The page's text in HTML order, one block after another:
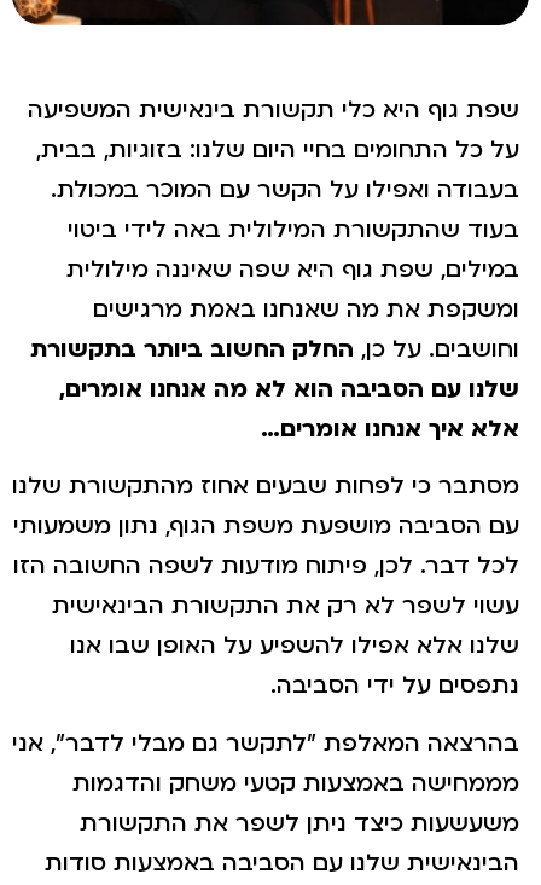
שפת גוף היא כלי תקשורת בינאישית המשפיעה
על כל התחומים בחיי היום שלנו: בזוגיות, בבית,
בעבודה ואפילו על הקשר עם המוכר במכולת.
בעוד שהתקשורת המילולית באה לידי ביטוי
במילים, שפת גוף היא שפה שאיננה מילולית
ומשקפת את מה שאנחנו באמת מרגישים
וחושבים. על כן, החלק החשוב ביותר בתקשורת
שלנו עם הסביבה הוא לא מה אנחנו אומרים,
אלא איך אנחנו אומרים…
מסתבר כי לפחות שבעים אחוז מהתקשורת שלנו
עם הסביבה מושפעת משפת הגוף, נתון משמעותי
לכל דבר. לכן, פיתוח מודעות לשפה החשובה הזו
עשוי לשפר לא רק את התקשורת הבינאישית
שלנו אלא אפילו להשפיע על האופן שבו אנו
נתפסים על ידי הסביבה.
בהרצאה המאלפת "לתקשר גם מבלי לדבר", אני
מממחישה באמצעות קטעי משחק והדגמות
משעשעות כיצד ניתן לשפר את התקשורת
הבינאישית שלנו עם הסביבה באמצעות סודות